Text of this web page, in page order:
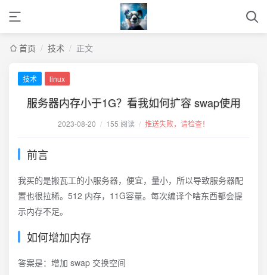
首页 / 技术 / 正文
技术 linux
服务器内存小于1G？看我如何扩容 swap使用
2023-08-20 / 155 阅读 / 推送失败，请检查！
前言
我买的是搬瓦工的小服务器，便宜，量小，所以导致服务器配
置也很拉稀。512 内存，11G容量。每次编译个啥东西都会提
示内存不足。
如何增加内存
答案是：增加 swap 交换空间